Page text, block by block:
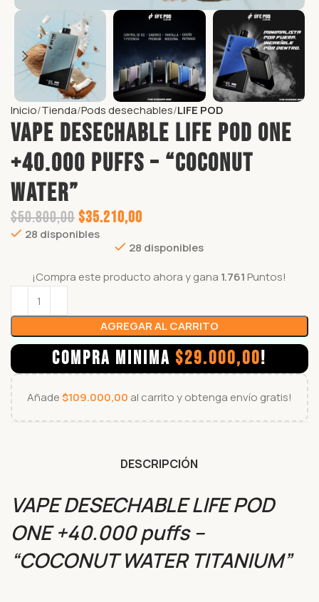
Inicio Tienda Pods desechables LIFE POD
VAPE DESECHABLE LIFE POD ONE
+40.000 puffs – “COCONUT
WATER”
$50.800,00$35.210,00
28 disponibles
28 disponibles
¡Compra este producto ahora y gana 1.761 Puntos!
AGREGAR AL CARRITO
COMPRA MINIMA $29.000,00!
Añade$109.000,00 al carrito y obtenga envío gratis!
DESCRIPCIÓN
VAPE DESECHABLE LIFE POD
ONE +40.000 puffs –
“COCONUT WATER TITANIUM”